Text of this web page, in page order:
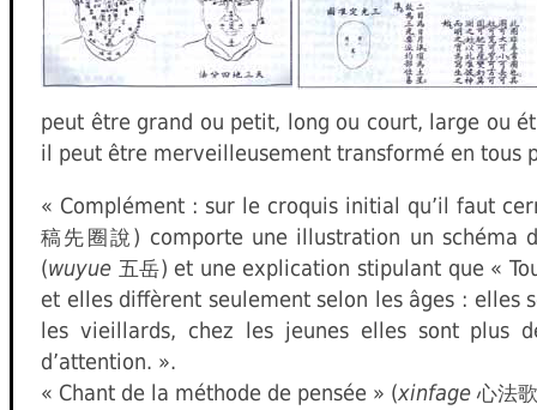
peut être grand ou petit, long ou court, large ou
il peut être merveilleusement transformé en tous
« Complément : sur le croquis initial qu’il faut
稿先圈說 ) comporte une illustration un schéma
(wuyue 五岳) et une explication stipulant que «
et elles diffèrent seulement selon les âges : elles
les vieillards, chez les jeunes elles sont plus
d’attention. ».
« Chant de la méthode de pensée » (xinfage 心法歌